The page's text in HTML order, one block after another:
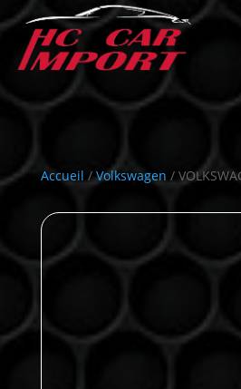
Accueil /Volkswagen /